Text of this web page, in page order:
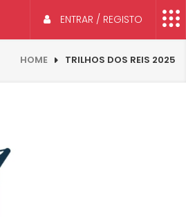
ENTRAR / REGISTO
HOME TRILHOS DOS REIS 2025